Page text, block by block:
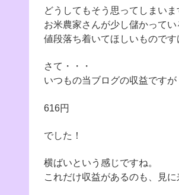
どうしてもそう思ってしまいま
お米農家さんが少し儲かって
値段落ち着いてほしいもので
さて・・・
いつもの当ブログの収益ですが
616円
でした！
横ばいという感じですね。
これだけ収益があるのも、見